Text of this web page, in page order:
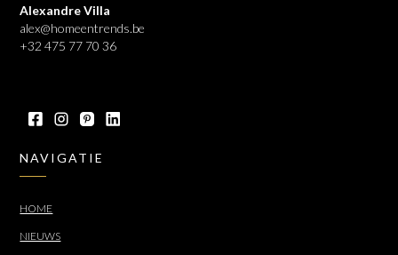
Alexandre Villa
alex@homeentrends.be
+32 475 77 70 36
NAVIGATIE
HOME
NIEUWS